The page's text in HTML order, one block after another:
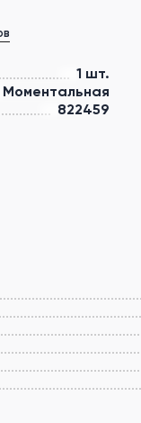
1 шт.
Моментальная
822459